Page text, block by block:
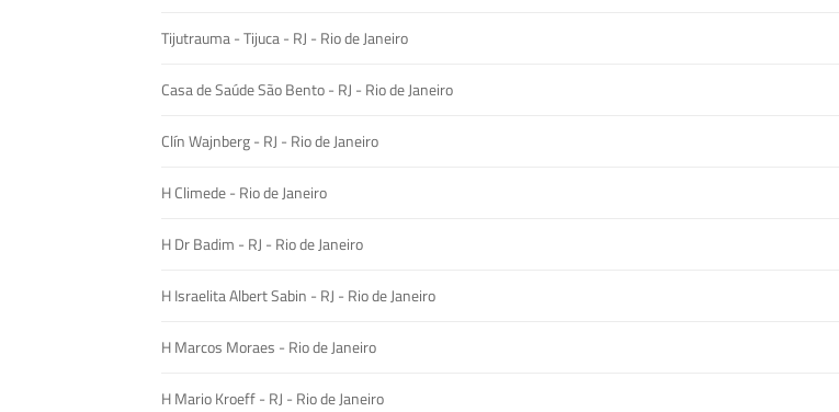
Tijutrauma - Tijuca - RJ - Rio de Janeiro
Casa de Saúde São Bento - RJ - Rio de Janeiro
Clín Wajnberg - RJ - Rio de Janeiro
H Climede - Rio de Janeiro
H Dr Badim - RJ - Rio de Janeiro
H Israelita Albert Sabin - RJ - Rio de Janeiro
H Marcos Moraes - Rio de Janeiro
H Mario Kroeff - RJ - Rio de Janeiro